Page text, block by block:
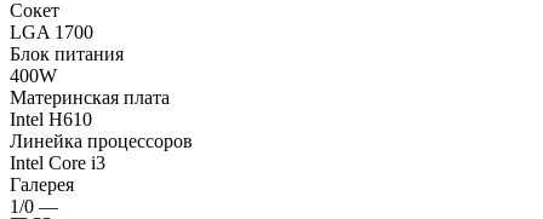
Сокет
LGA 1700
Блок питания
400W
Материнская плата
Intel H610
Линейка процессоров
Intel Core i3
Галерея
1/0 —